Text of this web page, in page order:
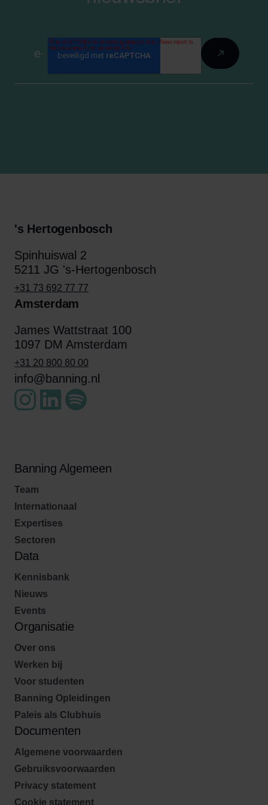
's Hertogenbosch
Spinhuiswal 2
5211 JG 's-Hertogenbosch
+31 73 692 77 77
Amsterdam
James Wattstraat 100
1097 DM Amsterdam
+31 20 800 80 00
info@banning.nl
Banning Algemeen
Team
Internationaal
Expertises
Sectoren
Data
Kennisbank
Nieuws
Events
Organisatie
Over ons
Werken bij
Voor studenten
Banning Opleidingen
Paleis als Clubhuis
Documenten
Algemene voorwaarden
Gebruiksvoorwaarden
Privacy statement
Cookie statement